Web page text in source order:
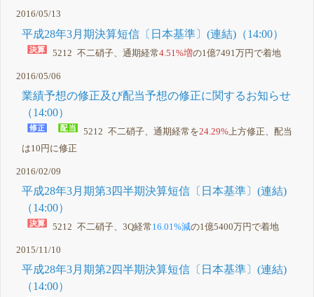
2016/05/13
平成28年3月期決算短信〔日本基準〕(連結)（14:00）
5212 不二硝子、通期経常4.51%増の1億7491万円で着地
2016/05/06
業績予想の修正及び配当予想の修正に関するお知らせ
（14:00）
5212 不二硝子、通期経常を24.29%上方修正、配当
は10円に修正
2016/02/09
平成28年3月期第3四半期決算短信〔日本基準〕(連結)
（14:00）
5212 不二硝子、3Q経常16.01%減の1億5400万円で着地
2015/11/10
平成28年3月期第2四半期決算短信〔日本基準〕(連結)
（14:00）